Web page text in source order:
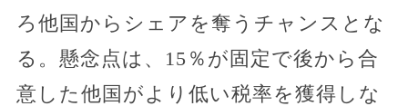
ろ他国からシェアを奪うチャンスとな
る。懸念点は、15％が固定で後から合
意した他国がより低い税率を獲得しな